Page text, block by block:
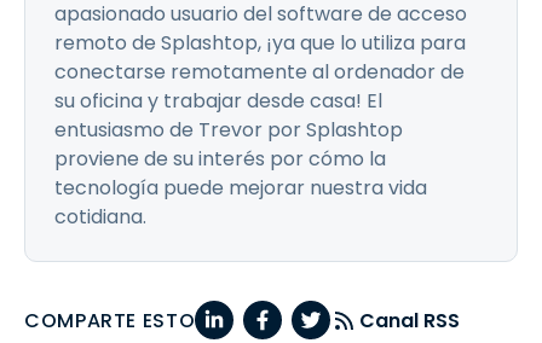
apasionado usuario del software de acceso
remoto de Splashtop, ¡ya que lo utiliza para
conectarse remotamente al ordenador de
su oficina y trabajar desde casa! El
entusiasmo de Trevor por Splashtop
proviene de su interés por cómo la
tecnología puede mejorar nuestra vida
cotidiana.
COMPARTE ESTO Canal RSS